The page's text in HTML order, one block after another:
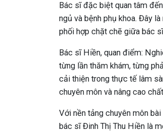
Bác sĩ đặc biệt quan tâm
ngủ và bệnh phụ khoa. Đây
phối hợp chặt chẽ giữa bác
Bác sĩ Hiền, quan điểm:
từng lần thăm khám, từng
cải thiện trong thực tế lâm
chuyên môn và nâng cao
Với nền tảng chuyên môn
bác sĩ Đinh Thị Thu Hiền là